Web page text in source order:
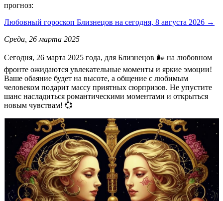
прогноз:
Любовный гороскоп Близнецов на сегодня, 8 августа 2026 →
Среда, 26 марта 2025
Сегодня, 26 марта 2025 года, для Близнецов 🌬️ на любовном
фронте ожидаются увлекательные моменты и яркие эмоции!
Ваше обаяние будет на высоте, а общение с любимым
человеком подарит массу приятных сюрпризов. Не упустите
шанс насладиться романтическими моментами и открыться
новым чувствам! 💞